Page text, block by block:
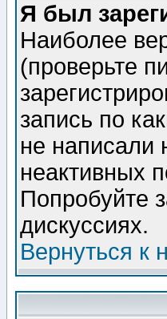
Я был
Наиболее
(проверьте
запись по
не написали
неактивных
Попробуйте
дискуссиях.
Вернуться к